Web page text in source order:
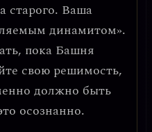
старого. Ваша
динамитом».
пока Башня
свою решимость,
должно быть
осознанно.